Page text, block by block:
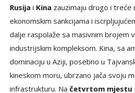
Rusija i Kina zauzimaju drugo i treće
ekonomskim sankcijama i
dalje raspolaže sa masivnim brojem
industrijskim kompleksom. Kina, sa
dominaciju u Aziji, posebno u
kineskom moru, ubrzano jača svoju
infrastrukturu. Na četvrtom mjestu